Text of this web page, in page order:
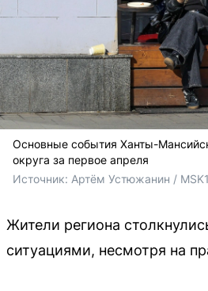
Основные события Ханты-
округа за первое апреля
Источник: Артём Устюжанин /
Жители региона
ситуациями, несмотря на